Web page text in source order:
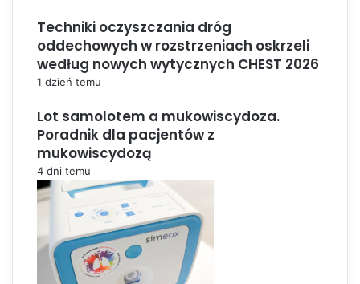
Techniki oczyszczania dróg
oddechowych w rozstrzeniach oskrzeli
według nowych wytycznych CHEST 2026
1 dzień temu
Lot samolotem a mukowiscydoza.
Poradnik dla pacjentów z
mukowiscydozą
4 dni temu